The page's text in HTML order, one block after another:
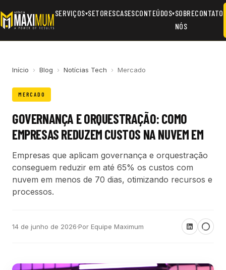
SERVIÇOS▾SETORESCASESCONTEÚDOS▾SOBRE
NÓS
CONTATO
Início › Blog › Notícias Tech › Mercado
MERCADO
GOVERNANÇA E ORQUESTRAÇÃO: COMO
EMPRESAS REDUZEM CUSTOS NA NUVEM EM
Empresas que aplicam governança e orquestração
conseguem reduzir em até 65% os custos com
nuvem em menos de 70 dias, otimizando recursos e
processos.
14 de junho de 2026·Por Equipe Maximum